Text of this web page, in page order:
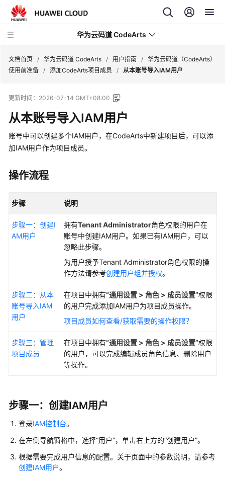
华为云码道 CodeArts
品
介
绍
计
说
明
快
入
门
南
云
码
前
备
置
CodeArts
文档首页 / 华为云码道 CodeArts / 用户指南 / 华为云码道（CodeArts）
使用前准备 / 添加CodeArts项目成员 / 从本账号导入IAM用户
更新时间： 2026-07-14 GMT+08:00
从本账号导入IAM用户
账号中可以创建多个IAM用户，在CodeArts中新建项目后，可以添
加IAM用户作为项目成员。
操作流程
步骤 说明
步骤一：创建I
AM用户
拥有Tenant Administrator角色权限的用户在
账号中创建IAM用户。如果已有IAM用户，可以
忽略此步骤。
为用户授予Tenant Administrator角色权限的操
作方法请参考创建用户组并授权。
步骤二：从本
账号导入IAM
用户
在项目中拥有“通用设置 > 角色 > 成员设置”权限
的用户完成添加IAM用户为项目成员操作。
项目成员如何查看/获取需要的操作权限？
步骤三：管理
项目成员
在项目中拥有“通用设置 > 角色 > 成员设置”权限
的用户，可以完成编辑成员角色信息、删除用户
等操作。
步骤一：创建IAM用户
登录IAM控制台。
在左侧导航窗格中，选择“用户”，单击右上方的“创建用户”。
根据需要完成用户信息的配置。关于页面中的参数说明，请参考
创建IAM用户。